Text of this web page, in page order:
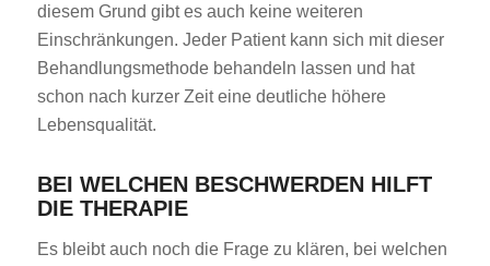
diesem Grund gibt es auch keine weiteren
Einschränkungen. Jeder Patient kann sich mit dieser
Behandlungsmethode behandeln lassen und hat
schon nach kurzer Zeit eine deutliche höhere
Lebensqualität.
BEI WELCHEN BESCHWERDEN HILFT
DIE THERAPIE
Es bleibt auch noch die Frage zu klären, bei welchen